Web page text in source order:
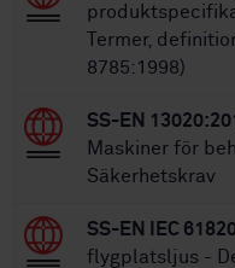
Termer,
8785:1998)
SS-EN
Maskiner för
Säkerhetskrav
SS-EN IEC
flygplatsljus -